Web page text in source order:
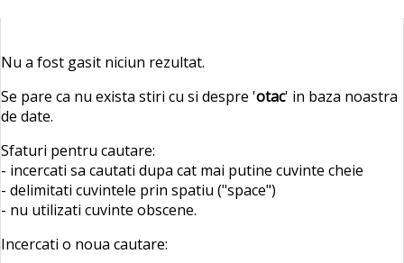
Nu a fost gasit niciun rezultat.
Se pare ca nu exista stiri cu si despre 'otac' in baza noastra
de date.
Sfaturi pentru cautare:
- incercati sa cautati dupa cat mai putine cuvinte cheie
- delimitati cuvintele prin spatiu ("space")
- nu utilizati cuvinte obscene.
Incercati o noua cautare: